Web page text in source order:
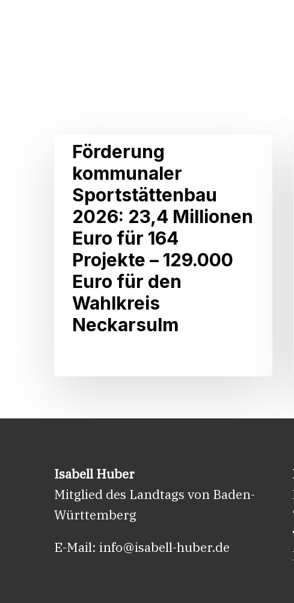
Förderung
kommunaler
Sportstättenbau
2026:
23,4
Millionen
Euro
164
Projekte
Neckarsulm
Förderung
kommunaler
Sportstättenbau
2026: 23,4 Millionen
Euro für 164
Projekte – 129.000
Euro für den
Wahlkreis
Neckarsulm
Isabell Huber
Mitglied des Landtags von Baden-
Württemberg
E-Mail: info@isabell-huber.de